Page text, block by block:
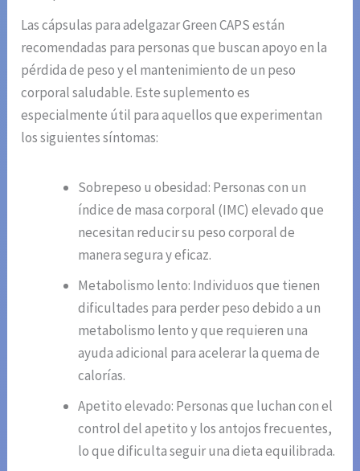
Las cápsulas para adelgazar Green CAPS están
recomendadas para personas que buscan apoyo en la
pérdida de peso y el mantenimiento de un peso
corporal saludable. Este suplemento es
especialmente útil para aquellos que experimentan
los siguientes síntomas:
Sobrepeso u obesidad: Personas con un
índice de masa corporal (IMC) elevado que
necesitan reducir su peso corporal de
manera segura y eficaz.
Metabolismo lento: Individuos que tienen
dificultades para perder peso debido a un
metabolismo lento y que requieren una
ayuda adicional para acelerar la quema de
calorías.
Apetito elevado: Personas que luchan con el
control del apetito y los antojos frecuentes,
lo que dificulta seguir una dieta equilibrada.